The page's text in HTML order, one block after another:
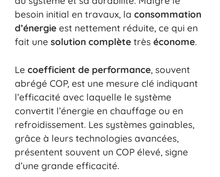
besoin initial en travaux, la consommation
d’énergie est nettement réduite, ce qui en
fait une solution complète très économe.
Le coefficient de performance, souvent
abrégé COP, est une mesure clé indiquant
l’efficacité avec laquelle le système
convertit l’énergie en chauffage ou en
refroidissement. Les systèmes gainables,
grâce à leurs technologies avancées,
présentent souvent un COP élevé, signe
d’une grande efficacité.